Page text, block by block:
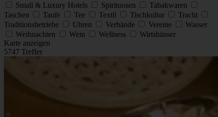
Small & Luxury Hotels
Spirituosen
Tabakwaren
Taschen
Taufe Tee Textil Tischkultur
Tracht
Traditionsbetriebe
Uhren Verbände Vereine
Wasser
Weihnachten
Wein Wellness
Wirtshäuser
Karte anzeigen
5747 Treffer